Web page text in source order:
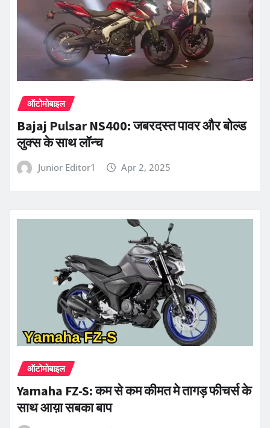
ऑटोमोबाइल
Bajaj Pulsar NS400: जबरदस्त पावर और बोल्ड
लुक्स के साथ लॉन्च
Junior Editor1 Apr 2, 2025
ऑटोमोबाइल
Yamaha FZ-S: कम से कम कीमत मे तागड़ फीचर्स के
साथ आय़ा सबका बाप